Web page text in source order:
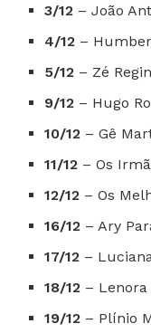
3/12 – João
4/12 –
5/12 – Zé
9/12 – Hugo
10/12 – Gê
11/12 – Os
12/12 – Os
16/12 – Ary
17/12 –
18/12 – Lenora
19/12 – Plínio